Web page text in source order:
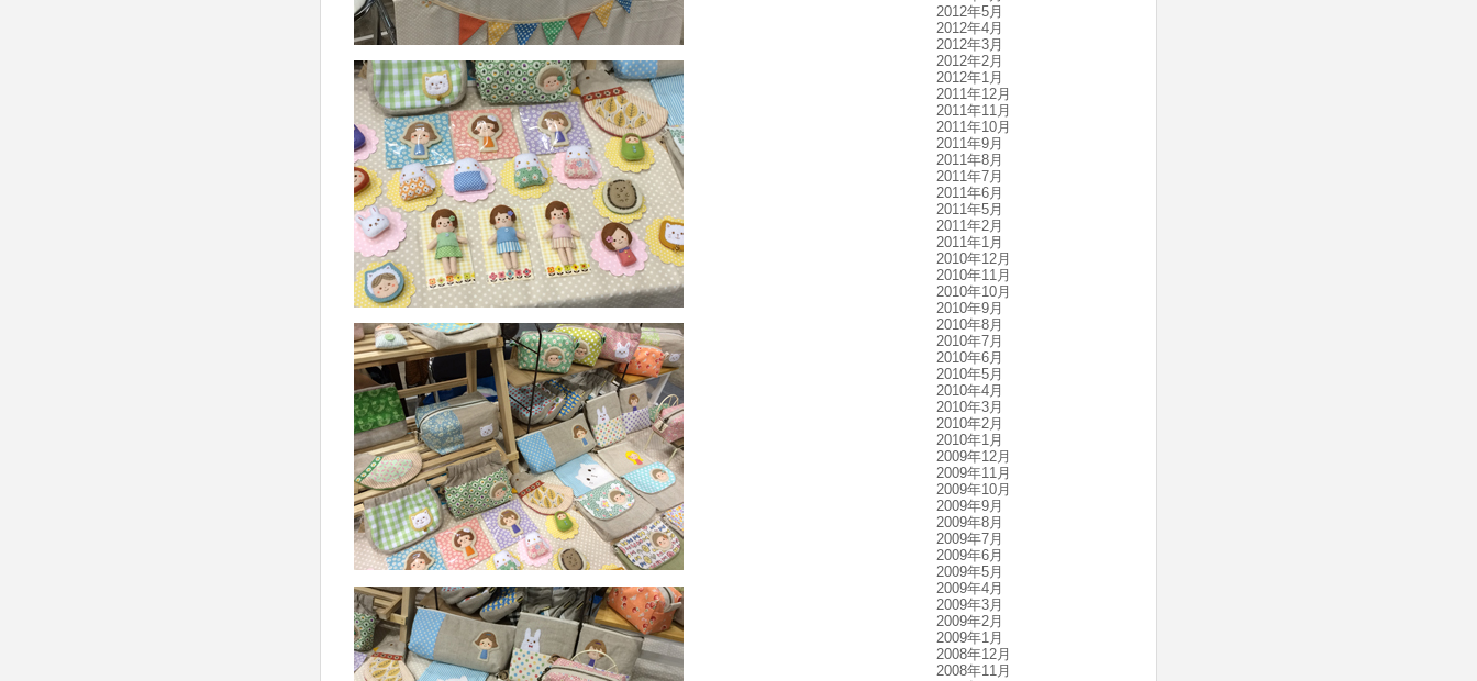
2012年5月
2012年4月
2012年3月
2012年2月
2012年1月
2011年12月
2011年11月
2011年10月
2011年9月
2011年8月
2011年7月
2011年6月
2011年5月
2011年2月
2011年1月
2010年12月
2010年11月
2010年10月
2010年9月
2010年8月
2010年7月
2010年6月
2010年5月
2010年4月
2010年3月
2010年2月
2010年1月
2009年12月
2009年11月
2009年10月
2009年9月
2009年8月
2009年7月
2009年6月
2009年5月
2009年4月
2009年3月
2009年2月
2009年1月
2008年12月
2008年11月